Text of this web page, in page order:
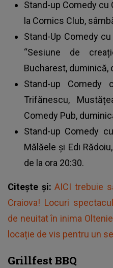
Stand-up Comedy cu
la Comics Club,
Stand-Up Comedy
“Sesiune de
Bucharest, duminică,
Stand-up Comedy
Trifănescu,
Comedy Pub,
Stand-up Comedy
Mălăele și Edi
de la ora 20:30.
Citește și:AICI trebuie
Craiova! Locuri
de neuitat în inima
locație de vis pentru un
Grillfest BBQ